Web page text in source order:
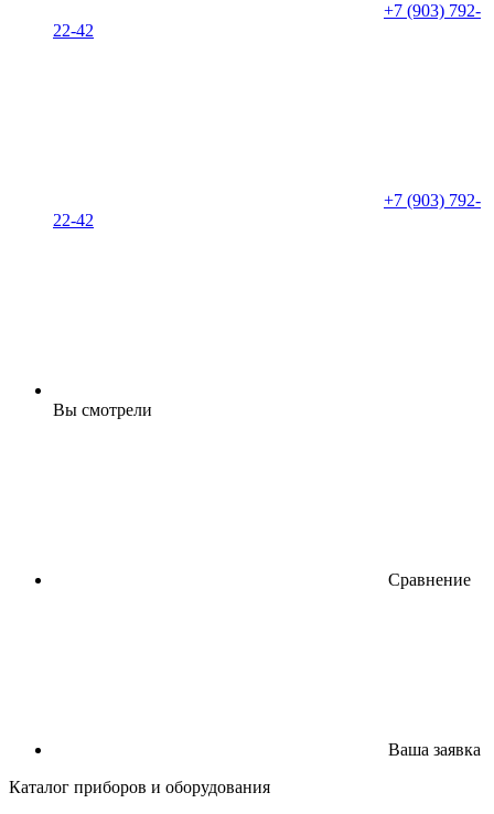
+7 (903) 792-
22-42
+7 (903) 792-
22-42
Вы смотрели
Сравнение
Ваша заявка
Каталог приборов и оборудования